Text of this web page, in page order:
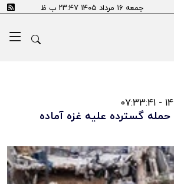
جمعه ۱۶ مرداد ۱۴۰۵ ۲۳:۴۷ ب ظ
حمله گسترده علیه غزه آماده